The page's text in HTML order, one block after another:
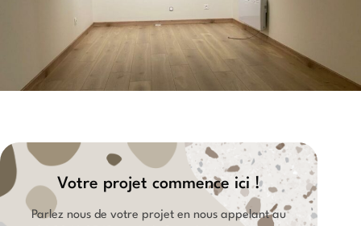
Votre projet commence ici !
Parlez nous de votre projet en nous appelant au